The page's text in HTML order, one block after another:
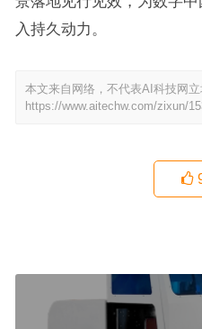
入持久动力。
本文来自网络，不代表AI科技网立
https://www.aitechw.com/zixun/